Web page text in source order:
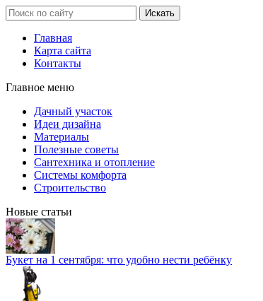
Главная
Карта сайта
Контакты
Главное меню
Дачный участок
Идеи дизайна
Материалы
Полезные советы
Сантехника и отопление
Системы комфорта
Строительство
Новые статьи
Букет на 1 сентября: что удобно нести ребёнку